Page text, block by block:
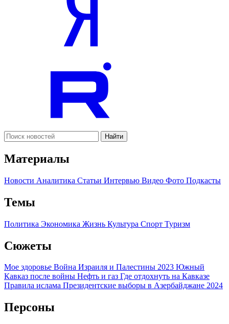
Найти
Материалы
Новости Аналитика Статьи Интервью Видео Фото Подкасты
Темы
Политика Экономика Жизнь Культура Спорт Туризм
Сюжеты
Мое здоровье Война Израиля и Палестины 2023 Южный
Кавказ после войны Нефть и газ Где отдохнуть на Кавказе
Правила ислама Президентские выборы в Азербайджане 2024
Персоны